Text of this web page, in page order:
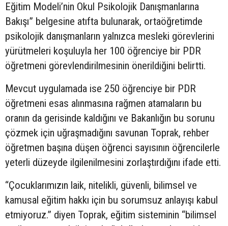
Eğitim Modeli’nin Okul Psikolojik Danışmanlarına
Bakışı” belgesine atıfta bulunarak, ortaöğretimde
psikolojik danışmanların yalnızca mesleki görevlerini
yürütmeleri koşuluyla her 100 öğrenciye bir PDR
öğretmeni görevlendirilmesinin önerildiğini belirtti.
Mevcut uygulamada ise 250 öğrenciye bir PDR
öğretmeni esas alınmasına rağmen atamaların bu
oranın da gerisinde kaldığını ve Bakanlığın bu sorunu
çözmek için uğraşmadığını savunan Toprak, rehber
öğretmen başına düşen öğrenci sayısının öğrencilerle
yeterli düzeyde ilgilenilmesini zorlaştırdığını ifade etti.
“Çocuklarımızın laik, nitelikli, güvenli, bilimsel ve
kamusal eğitim hakkı için bu sorumsuz anlayışı kabul
etmiyoruz.” diyen Toprak, eğitim sisteminin “bilimsel